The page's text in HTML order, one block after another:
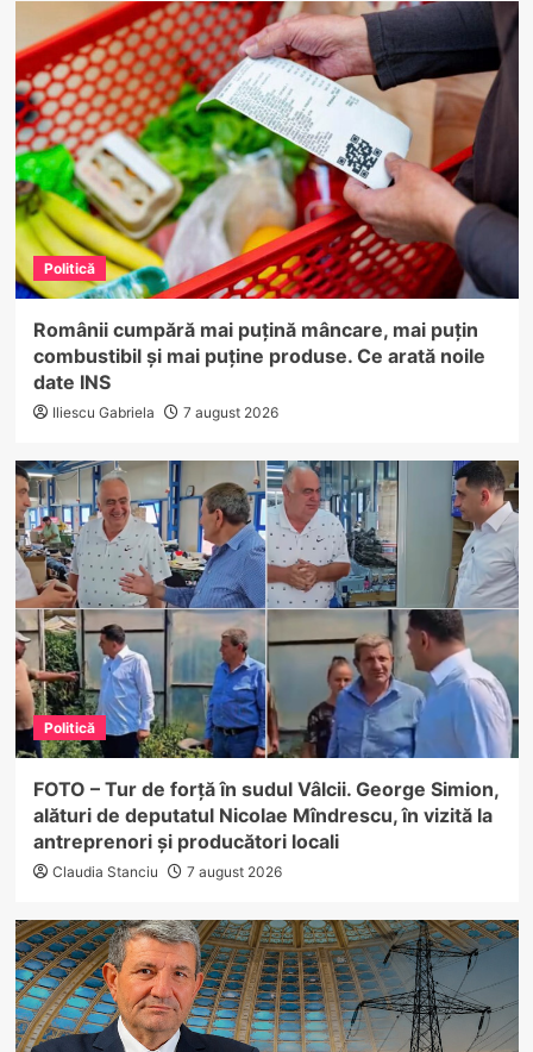
Politică
Românii cumpără mai puțină mâncare, mai puțin
combustibil și mai puține produse. Ce arată noile
date INS
Iliescu Gabriela 7 august 2026
Politică
FOTO – Tur de forță în sudul Vâlcii. George Simion,
alături de deputatul Nicolae Mîndrescu, în vizită la
antreprenori și producători locali
Claudia Stanciu 7 august 2026